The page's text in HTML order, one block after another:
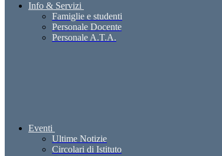
Info & Servizi
Famiglie e studenti
Personale Docente
Personale A.T.A.
Eventi
Ultime Notizie
Circolari di Istituto